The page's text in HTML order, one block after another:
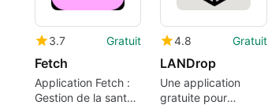
3.7 Gratuit
Fetch
Application Fetch :
Gestion de la santé
4.8 Gratuit
LANDrop
Une application
gratuite pour